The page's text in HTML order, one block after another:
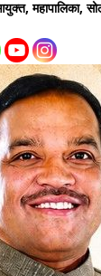
महापालिका,